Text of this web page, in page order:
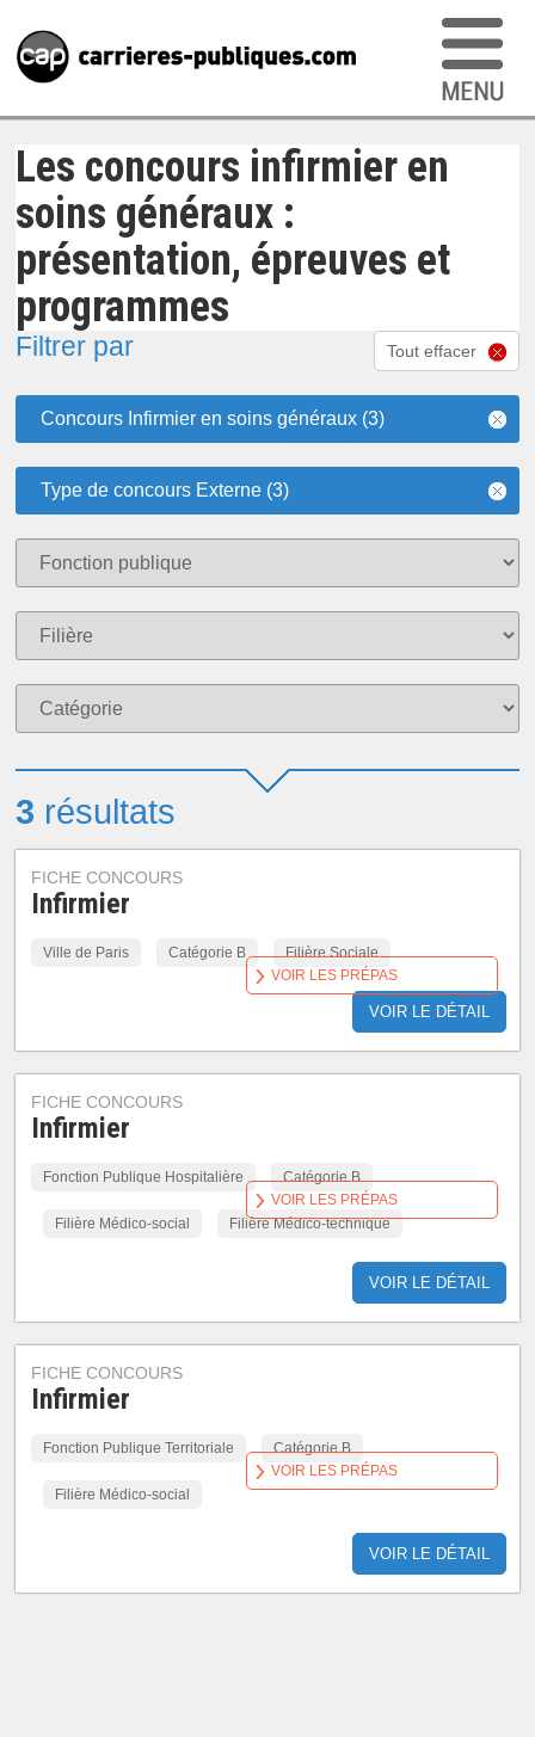
Les concours infirmier en
soins généraux :
présentation, épreuves et
programmes
Filtrer par Tout effacer
Concours Infirmier en soins généraux (3)
Type de concours Externe (3)
3 résultats
FICHE CONCOURS
Infirmier
Ville de Paris Catégorie B Filière Sociale
VOIR LE DÉTAIL
VOIR LES PRÉPAS
FICHE CONCOURS
Infirmier
Fonction Publique Hospitalière Catégorie B
Filière Médico-social Filière Médico-technique
VOIR LE DÉTAIL
VOIR LES PRÉPAS
FICHE CONCOURS
Infirmier
Fonction Publique Territoriale Catégorie B
Filière Médico-social
VOIR LE DÉTAIL
VOIR LES PRÉPAS